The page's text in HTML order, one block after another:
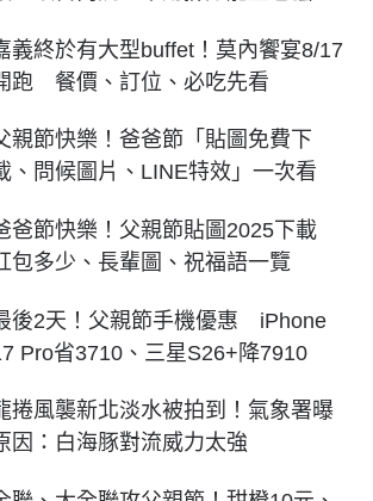
義終於有大型buffet！莫內饗宴8/17
跑 餐價、訂位、必吃先看
親節快樂！爸爸節「貼圖免費下
、問候圖片、LINE特效」一次看
爸節快樂！父親節貼圖2025下載
包多少、長輩圖、祝福語一覽
後2天！父親節手機優惠 iPhone
Pro省3710、三星S26+降7910
捲風襲新北淡水被拍到！氣象署曝
因：白海豚對流威力太強